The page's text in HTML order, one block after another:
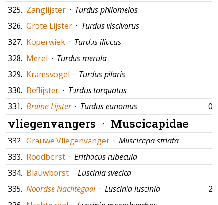
325. Zanglijster · Turdus philomelos
326. Grote Lijster · Turdus viscivorus
327. Koperwiek · Turdus iliacus
328. Merel · Turdus merula
329. Kramsvogel · Turdus pilaris
330. Beflijster · Turdus torquatus
331. Bruine Lijster · Turdus eunomus
vliegenvangers · Muscicapidae
332. Grauwe Vliegenvanger · Muscicapa striata
333. Roodborst · Erithacus rubecula
334. Blauwborst · Luscinia svecica
335. Noordse Nachtegaal · Luscinia luscinia